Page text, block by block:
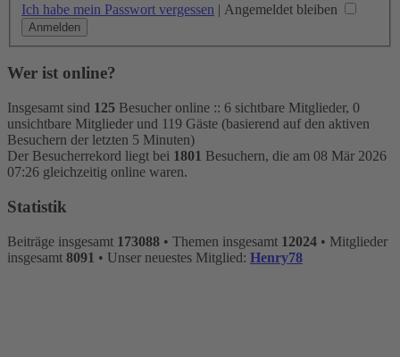
Ich habe mein Passwort vergessen | Angemeldet bleiben
Wer ist online?
Insgesamt sind 125 Besucher online :: 6 sichtbare Mitglieder, 0
unsichtbare Mitglieder und 119 Gäste (basierend auf den aktiven
Besuchern der letzten 5 Minuten)
Der Besucherrekord liegt bei 1801 Besuchern, die am 08 Mär 2026
07:26 gleichzeitig online waren.
Statistik
Beiträge insgesamt 173088 • Themen insgesamt 12024 • Mitglieder
insgesamt 8091 • Unser neuestes Mitglied: Henry78